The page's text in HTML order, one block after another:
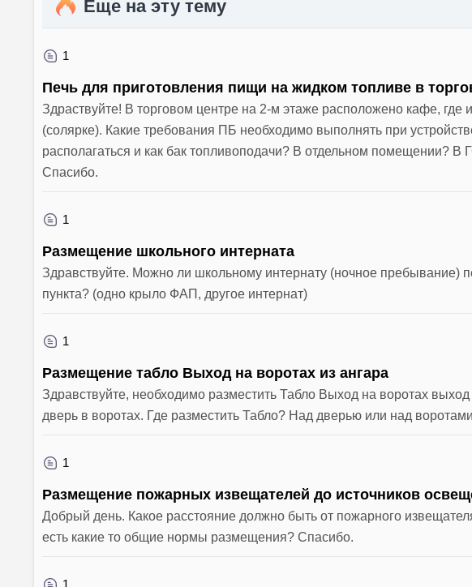
Еще на эту тему
1
Печь для приготовления пищи на жидком топливе в
Здраствуйте! В торговом центре на 2-м этаже расположено кафе,
(солярке). Какие требования ПБ необходимо выполнять при
располагаться и как бак топливоподачи? В отдельном помещении?
Спасибо.
1
Размещение школьного интерната
Здравствуйте. Можно ли школьному интернату (ночное пребывание)
пункта? (одно крыло ФАП, другое интернат)
1
Размещение табло Выход на воротах из ангара
Здравствуйте, необходимо разместить Табло Выход на воротах
дверь в воротах. Где разместить Табло? Над дверью или над
1
Размещение пожарных извещателей до источников
Добрый день. Какое расстояние должно быть от пожарного
есть какие то общие нормы размещения? Спасибо.